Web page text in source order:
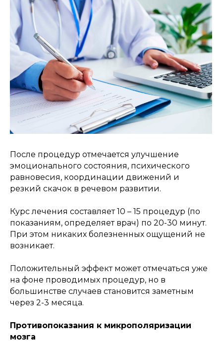
После процедур отмечается улучшение
эмоционального состояния, психического
равновесия, координации движений и
резкий скачок в речевом развитии.
Курс лечения составляет 10 – 15 процедур (по
показаниям, определяет врач) по 20-30 минут.
При этом никаких болезненных ощущений не
возникает.
Положительный эффект может отмечаться уже
на фоне проводимых процедур, но в
большинстве случаев становится заметным
через 2-3 месяца.
Противопоказания к микрополяризации
мозга